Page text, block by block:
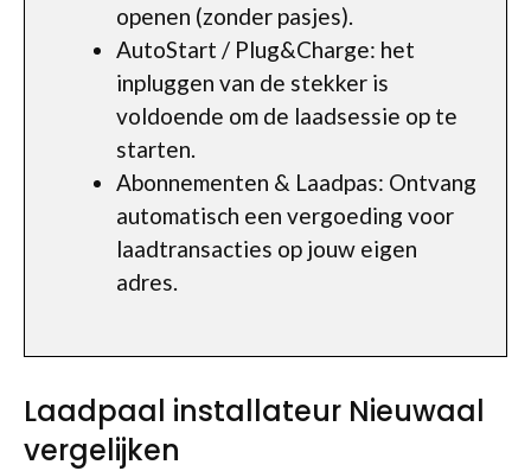
openen (zonder pasjes).
AutoStart / Plug&Charge: het
inpluggen van de stekker is
voldoende om de laadsessie op te
starten.
Abonnementen & Laadpas: Ontvang
automatisch een vergoeding voor
laadtransacties op jouw eigen
adres.
Laadpaal installateur Nieuwaal
vergelijken